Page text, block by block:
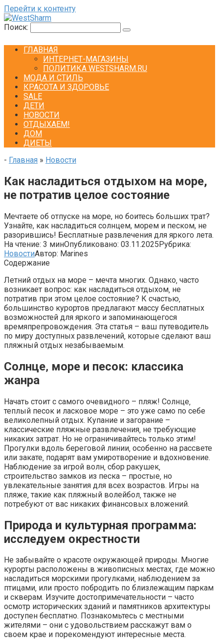
Перейти к контенту
Поиск:
ГЛАВНАЯ
ИНТЕРНЕТ-МАГАЗИНЫ
ПОЛИТИКА WESTSHARM.RU
МОДА И СТИЛЬ
КРАСОТА И ЗДОРОВЬЕ
SALE
ДЕТИ
НОВОСТИ
ОТДЫХАЕМ!
ДОМ
ДИЕТЫ
- Главная » Новости
Как насладиться отдыхом на море,
не потратив целое состояние
Мечтаете об отпуске на море, но боитесь больших трат?
Узнайте, как насладиться солнцем, морем и песком, не
разорившись! Бесплатные развлечения для яркого лета.
На чтение: 3 минОпубликовано: 03.11.2025Рубрика:
НовостиАвтор: Marines
Содержание
Летний отдых на море – мечта многих. Однако‚ часто
возникает вопрос: как насладиться отдыхом‚ не
потратив при этом целое состояние? К счастью‚
большинство курортов предлагают массу бесплатных
возможностей для яркого и запоминающегося
времяпрепровождения. Эта статья – ваш путеводитель
по миру доступных развлечений‚ которые сделают ваш
пляжный отдых незабываемым.
Солнце‚ море и песок: классика
жанра
Начать стоит с самого очевидного – пляж! Солнце‚
теплый песок и ласковое море – это уже само по себе
великолепный отдых. Купание и загорание –
классические пляжные развлечения‚ не требующие
никаких затрат. Но не ограничивайтесь только этим!
Прогулки вдоль береговой линии‚ особенно на рассвете
или закате‚ подарят вам умиротворение и вдохновение.
Наблюдение за игрой волн‚ сбор ракушек‚
строительство замков из песка – простые‚ но
увлекательные занятия для всех возрастов. Игры на
пляже‚ такие как пляжный волейбол‚ также не
потребуют от вас никаких финансовых вложений.
Природа и культурная программа:
исследуем окрестности
Не забывайте о красоте окружающей природы. Многие
курорты расположены в живописных местах‚ где можно
насладиться морскими прогулками‚ наблюдением за
птицами‚ или просто побродить по близлежащим паркам
и скверам. Изучите достопримечательности – часто
осмотр исторических зданий и памятников архитектуры
доступен бесплатно. Познакомьтесь с местными
жителями – они с удовольствием расскажут вам о
своем крае и порекомендуют интересные места.